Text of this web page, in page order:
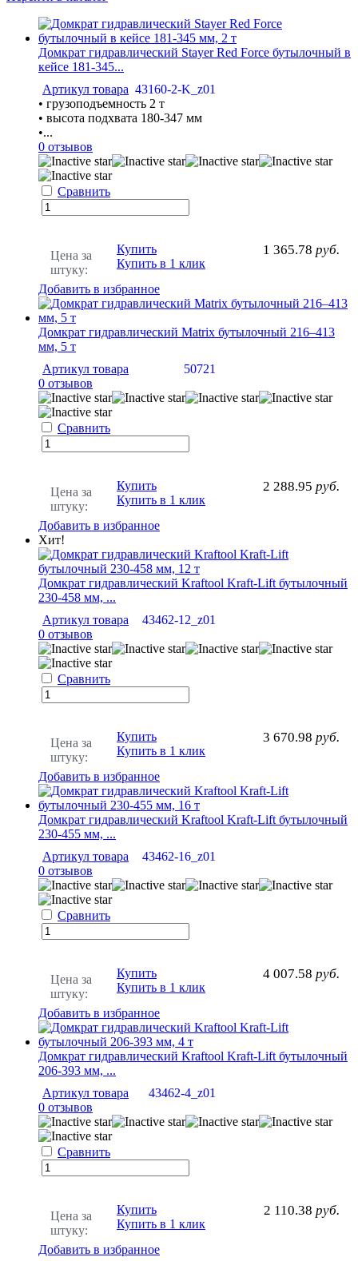
Домкрат гидравлический Stayer Red Force бутылочный в
кейсе 181-345...
Артикул товара 43160-2-K_z01
• грузоподъемность 2 т
• высота подхвата 180-347 мм
•...
0 отзывов
Сравнить
Цена за
штуку:
1 365.78 руб.
Купить
Купить в 1 клик
Добавить в избранное
Домкрат гидравлический Matrix бутылочный 216–413
мм, 5 т
Артикул товара
50721
0 отзывов
Сравнить
Цена за
штуку:
2 288.95 руб.
Купить
Купить в 1 клик
Добавить в избранное
Хит!
Домкрат гидравлический Kraftool Kraft-Lift бутылочный
230-458 мм, ...
Артикул товара
43462-12_z01
0 отзывов
Сравнить
Цена за
штуку:
3 670.98 руб.
Купить
Купить в 1 клик
Добавить в избранное
Домкрат гидравлический Kraftool Kraft-Lift бутылочный
230-455 мм, ...
Артикул товара
43462-16_z01
0 отзывов
Сравнить
Цена за
штуку:
4 007.58 руб.
Купить
Купить в 1 клик
Добавить в избранное
Домкрат гидравлический Kraftool Kraft-Lift бутылочный
206-393 мм, ...
Артикул товара
43462-4_z01
0 отзывов
Сравнить
Цена за
штуку:
2 110.38 руб.
Купить
Купить в 1 клик
Добавить в избранное